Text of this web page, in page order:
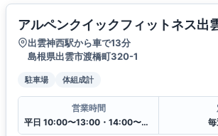
アルペンクイックフィットネス出
出雲神西駅から車で13分
島根県出雲市渡橋町320-1
駐車場 体組成計
営業時間
平日 10:00〜13:00・14:00〜20:00